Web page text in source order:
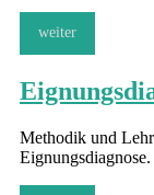
weiter
Methodik und
Eignungsdiagnose.